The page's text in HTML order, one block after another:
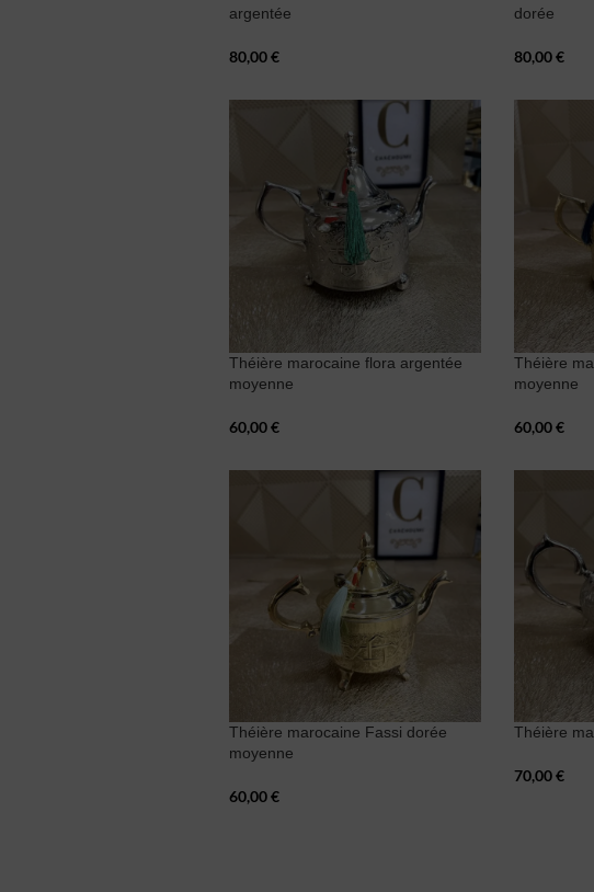
argentée
80,00€
dorée
80,00€
Théière marocaine flora argentée
moyenne
60,00€
Théière
moyenne
60,00€
Théière marocaine Fassi dorée
moyenne
60,00€
Théière
70,00€